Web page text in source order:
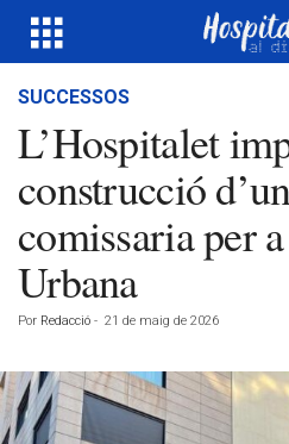
SUCCESSOS
L’Hospitalet
construcció
comissaria per
Urbana
Por Redacció - 21 de maig de 2026